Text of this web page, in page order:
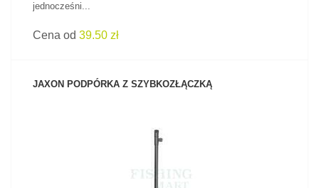
jednocześni...
Cena od 39.50 zł
JAXON PODPÓRKA Z SZYBKOZŁĄCZKĄ